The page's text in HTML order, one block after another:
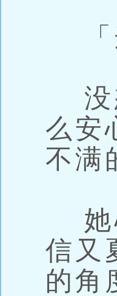
「
没
么安
不满
她
信又
的角